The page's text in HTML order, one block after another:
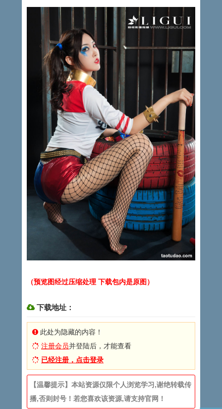
（预览图经过压缩处理 下载包内是原图）
下载地址：
此处为隐藏的内容！
注册会员并登陆后，才能查看
已经注册，点击登录
【温馨提示】本站资源仅限个人浏览学习,谢绝转载传
播,否则封号！若您喜欢该资源,请支持官网！